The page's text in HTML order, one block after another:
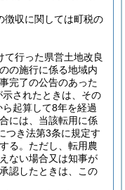
徴収に関しては町税の
て行った県営土地改良
の施行に係る地域内
完了の公告のあった
されたときは、その
起算して8年を経過
には、当該転用に係
つき法第3条に規定す
る。 ただし、転用農
ない場合又は知事が
認したときは、この